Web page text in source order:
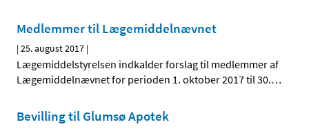
Medlemmer til Lægemiddelnævnet
|25. august 2017 |
Lægemiddelstyrelsen indkalder forslag til medlemmer af
Lægemiddelnævnet for perioden 1. oktober 2017 til 30.…
Bevilling til Glumsø Apotek